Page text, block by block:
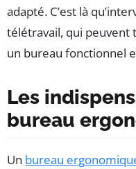
adapté. C’est là
télétravail, qui peuvent
un bureau fonctionnel
Les
bureau
Un bureau